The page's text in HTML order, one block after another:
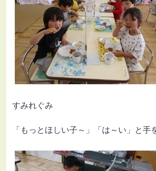
すみれぐみ
「もっとほしい子～」「は～い」と手